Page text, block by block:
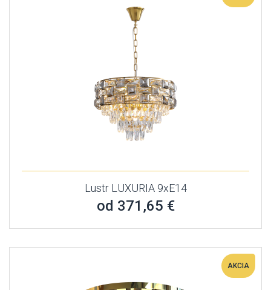
Lustr LUXURIA 9xE14
od 371,65 €
AKCIA